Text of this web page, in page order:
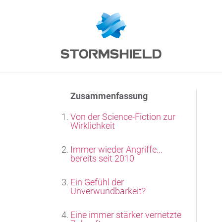
Zusammenfassung
Von der Science-Fiction zur
Wirklichkeit
Immer wieder Angriffe...
bereits seit 2010
Ein Gefühl der
Unverwundbarkeit?
Eine immer stärker vernetzte